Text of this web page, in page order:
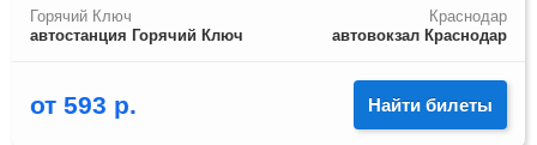
Горячий Ключ
автостанция Горячий Ключ
Краснодар
автовокзал Краснодар
от 593 р. Найти билеты